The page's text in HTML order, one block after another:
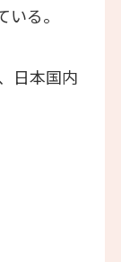
る。
日本国内